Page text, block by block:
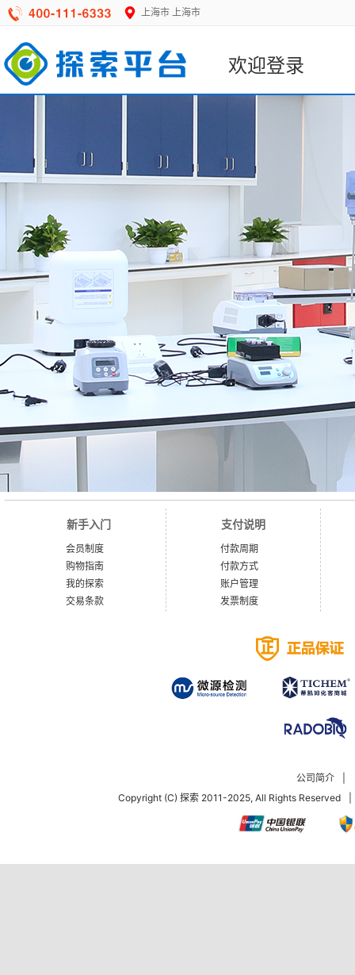
上海市 上海市
欢迎登录
新手入门
会员制度
购物指南
我的探索
交易条款
支付说明
付款周期
付款方式
账户管理
发票制度
公司简介
Copyright (C) 探索 2011-2025, All Rights Reserved